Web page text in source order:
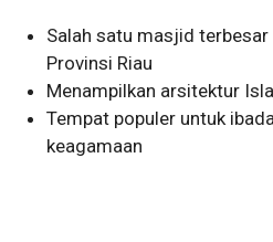
Salah satu masjid
Provinsi Riau
Menampilkan arsitektur
Tempat populer untuk
keagamaan